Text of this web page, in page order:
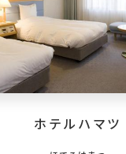
ホテルハマツ